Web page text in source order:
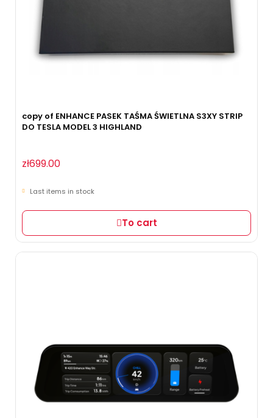
copy of ENHANCE PASEK TAŚMA ŚWIETLNA S3XY STRIP
DO TESLA MODEL 3 HIGHLAND
zł699.00
Last items in stock
To cart